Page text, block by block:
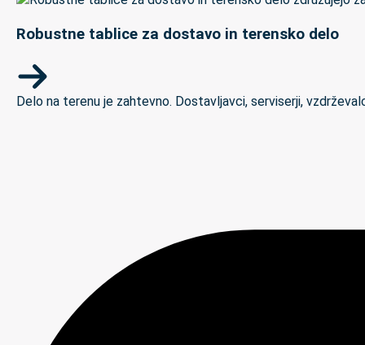
Robustne tablice za dostavo in terensko delo
Delo na terenu je zahtevno. Dostavljavci, serviserji,